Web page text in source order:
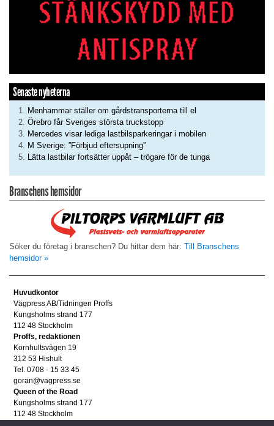
Senaste nyheterna
Menhammar ställer om gårdstransporterna till el
Örebro får Sveriges största truckstopp
Mercedes visar lediga lastbilsparkeringar i mobilen
M Sverige: ”Förbjud eftersupning”
Lätta lastbilar fortsätter uppåt – trögare för de tunga
Branschens hemsidor
Söker du företag i branschen? Du hittar dem här: Till Branschens
hemsidor »
Huvudkontor
Vägpress AB/Tidningen Proffs
Kungsholms strand 177
112 48 Stockholm
Proffs, redaktionen
Kornhultsvägen 19
312 53 Hishult
Tel. 0708 - 15 33 45
goran@vagpress.se
Queen of the Road
Kungsholms strand 177
112 48 Stockholm